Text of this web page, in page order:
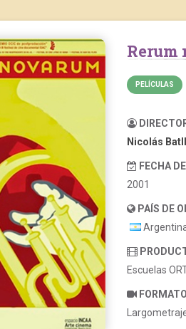
PELÍCULAS
Nicolás
FECHA
2001
PAÍS DE
Escuelas